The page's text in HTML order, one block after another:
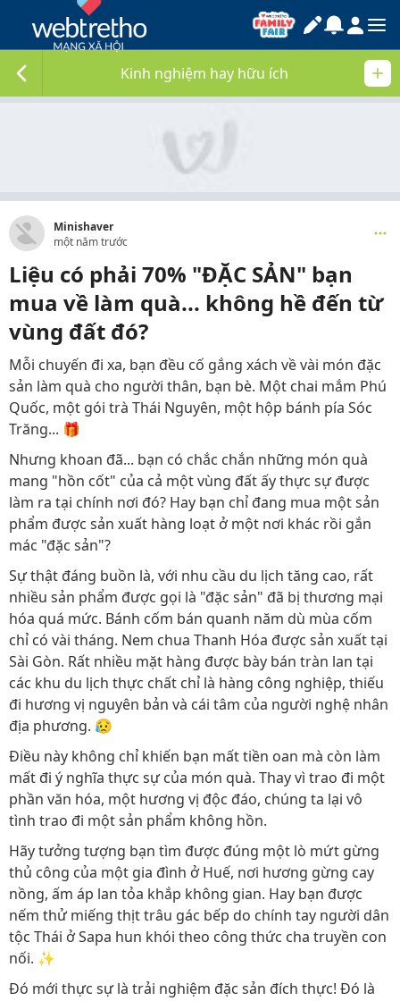
Kinh nghiệm hay hữu ích
Minishaver
một năm trước
Liệu có phải 70% "ĐẶC SẢN" bạn
mua về làm quà... không hề đến từ
vùng đất đó?
Mỗi chuyến đi xa, bạn đều cố gắng xách về vài món đặc
sản làm quà cho người thân, bạn bè. Một chai mắm Phú
Quốc, một gói trà Thái Nguyên, một hộp bánh pía Sóc
Trăng... 🎁
Nhưng khoan đã... bạn có chắc chắn những món quà
mang "hồn cốt" của cả một vùng đất ấy thực sự được
làm ra tại chính nơi đó? Hay bạn chỉ đang mua một sản
phẩm được sản xuất hàng loạt ở một nơi khác rồi gắn
mác "đặc sản"?
Sự thật đáng buồn là, với nhu cầu du lịch tăng cao, rất
nhiều sản phẩm được gọi là "đặc sản" đã bị thương mại
hóa quá mức. Bánh cốm bán quanh năm dù mùa cốm
chỉ có vài tháng. Nem chua Thanh Hóa được sản xuất tại
Sài Gòn. Rất nhiều mặt hàng được bày bán tràn lan tại
các khu du lịch thực chất chỉ là hàng công nghiệp, thiếu
đi hương vị nguyên bản và cái tâm của người nghệ nhân
địa phương. 😥
Điều này không chỉ khiến bạn mất tiền oan mà còn làm
mất đi ý nghĩa thực sự của món quà. Thay vì trao đi một
phần văn hóa, một hương vị độc đáo, chúng ta lại vô
tình trao đi một sản phẩm không hồn.
Hãy tưởng tượng bạn tìm được đúng một lò mứt gừng
thủ công của một gia đình ở Huế, nơi hương gừng cay
nồng, ấm áp lan tỏa khắp không gian. Hay bạn được
nếm thử miếng thịt trâu gác bếp do chính tay người dân
tộc Thái ở Sapa hun khói theo công thức cha truyền con
nối. ✨
Đó mới thực sự là trải nghiệm đặc sản đích thực! Đó là